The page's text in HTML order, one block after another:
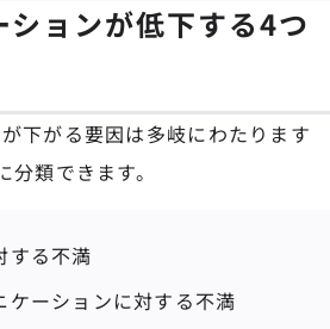
ョンが低下する4つ
下がる要因は多岐にわたります
類できます。
する不満
ケーションに対する不満